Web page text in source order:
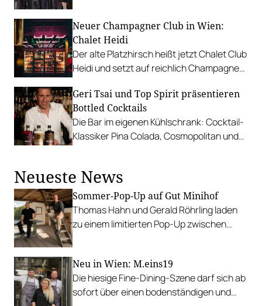
ausgezeichnet.
Neuer Champagner Club in Wien:
Chalet Heidi
Der alte Platzhirsch heißt jetzt Chalet Club
Heidi und setzt auf reichlich Champagner
Geri Tsai und Top Spirit präsentieren
Bottled Cocktails
Die Bar im eigenen Kühlschrank: Cocktail-
Klassiker Pina Colada, Cosmopolitan und
Neueste News
Sommer-Pop-Up auf Gut Minihof
Thomas Hahn und Gerald Röhrling laden
zu einem limitierten Pop-Up zwischen
Neu in Wien: M.eins19
Die hiesige Fine-Dining-Szene darf sich ab
sofort über einen bodenständigen und